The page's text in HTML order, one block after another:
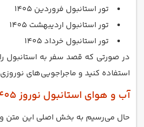
تور استانبول فروردین 1405
تور استانبول اردیبهشت 1405
تور استانبول خرداد 1405
استفاده کنید و ماجراجویی‌های
آب و هوای استانبول نوروز 1405
حال می‌رسیم به بخش اصلی این متن و